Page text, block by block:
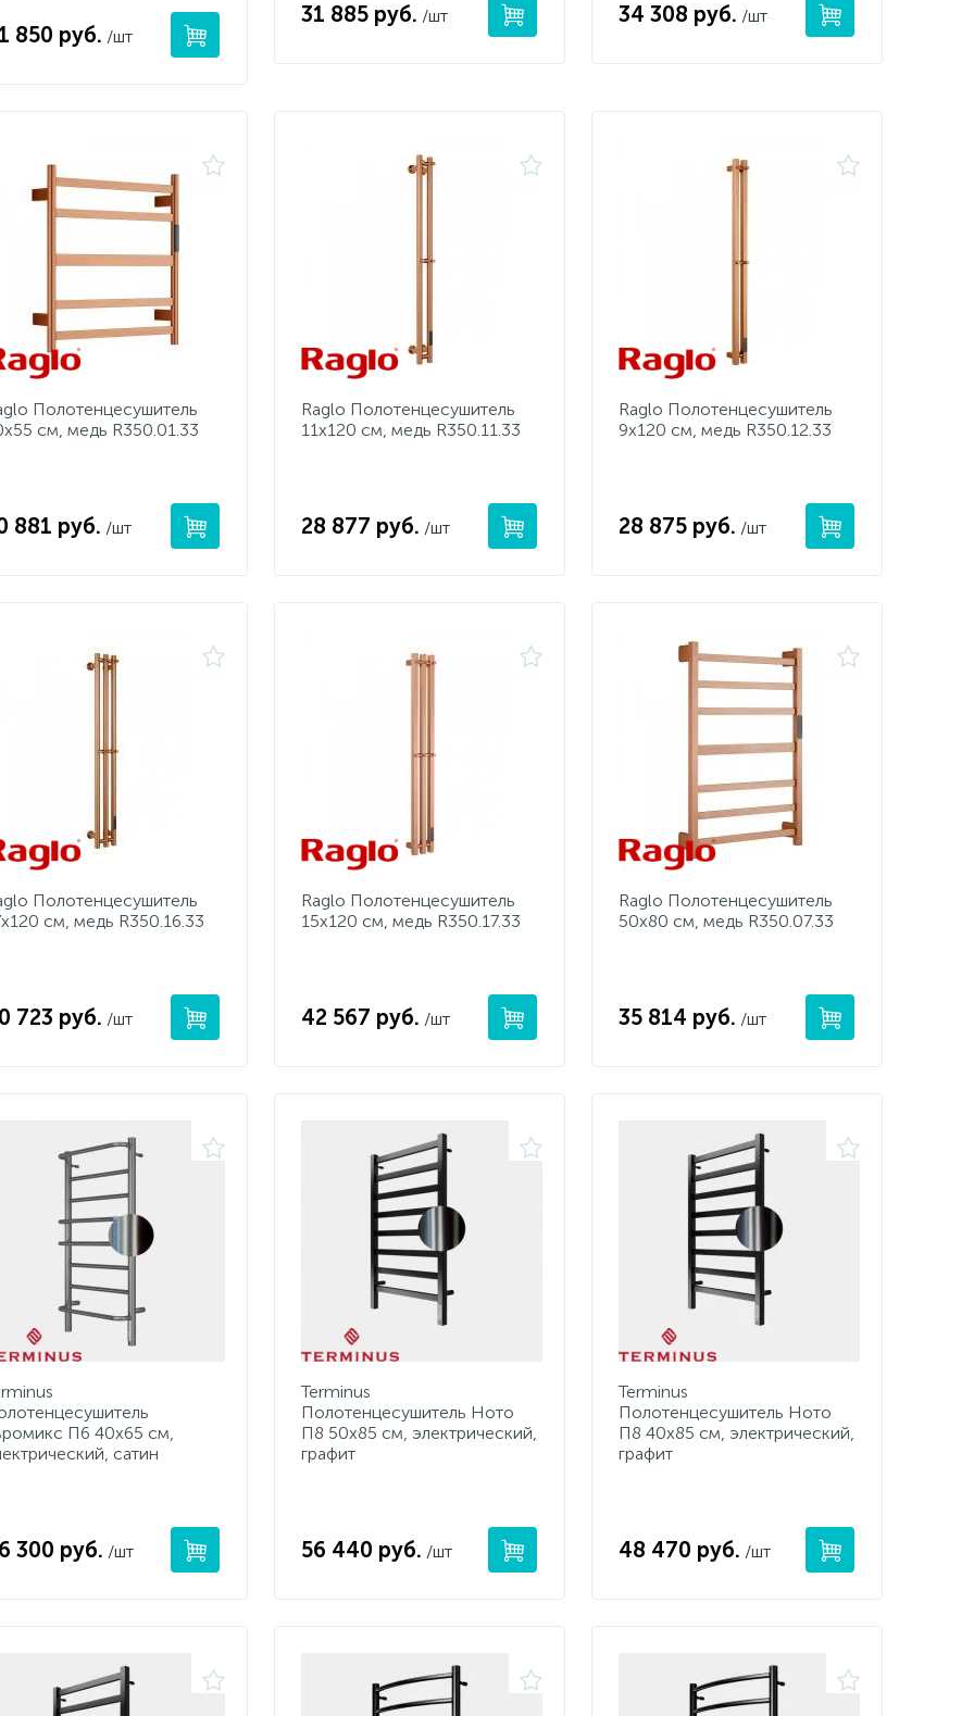
850 руб. /шт
31 885 руб. /шт 34 308 руб. /шт
Полотенцесушитель
см, медь R350.01.33
881 руб. /шт
Raglo Полотенцесушитель
11х120 см, медь R350.11.33
28 877 руб. /шт
Raglo Полотенцесушитель
9х120 см, медь R350.12.33
28 875 руб. /шт
Полотенцесушитель
см, медь R350.16.33
723 руб. /шт
Raglo Полотенцесушитель
15х120 см, медь R350.17.33
42 567 руб. /шт
Raglo Полотенцесушитель
50х80 см, медь R350.07.33
35 814 руб. /шт
П6 40х65 см,
сатин
300 руб. /шт
Terminus
Полотенцесушитель Ното
П8 50х85 см, электрический,
графит
56 440 руб. /шт
Terminus
Полотенцесушитель Ното
П8 40х85 см, электрический,
графит
48 470 руб. /шт